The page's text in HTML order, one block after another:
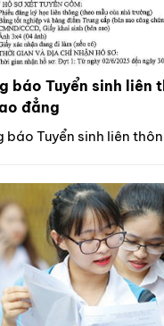
báo Tuyển sinh liên
đẳng
báo Tuyển sinh liên